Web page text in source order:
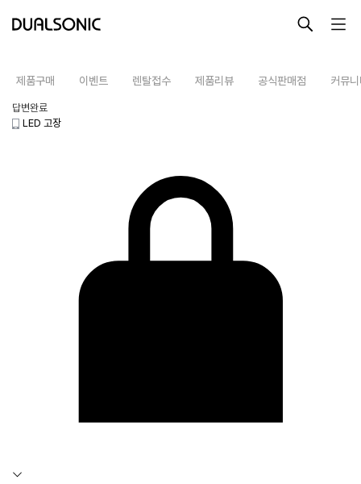
최근 본 상품이 없습니다.
제품구매 이벤트 렌탈접수 제품리뷰 공식판매점 커뮤
답변완료
LED 고장